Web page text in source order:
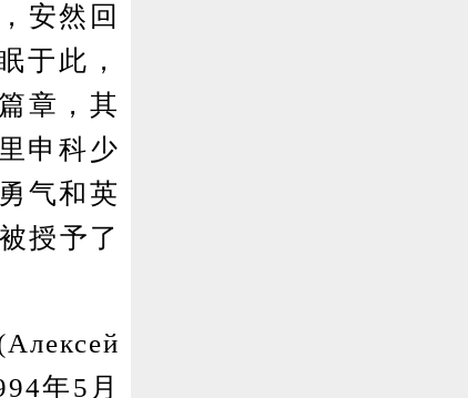
安然回
于此，
章，其
申科少
气和英
授予了
年5月